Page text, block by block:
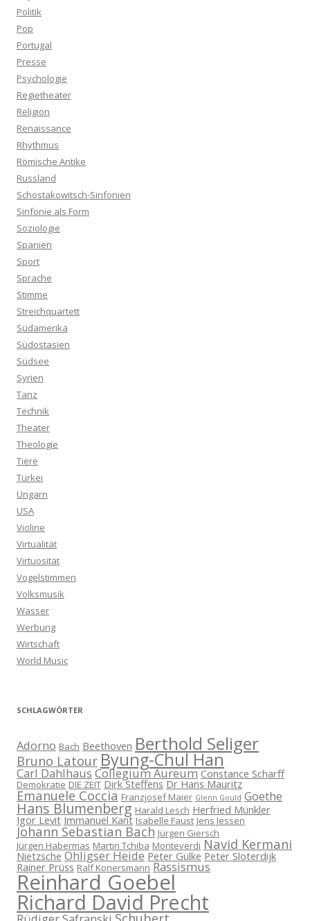
Politik
Pop
Portugal
Presse
Psychologie
Regietheater
Religion
Renaissance
Rhythmus
Römische Antike
Russland
Schostakowitsch-Sinfonien
Sinfonie als Form
Soziologie
Spanien
Sport
Sprache
Stimme
Streichquartett
Südamerika
Südostasien
Südsee
Syrien
Tanz
Technik
Theater
Theologie
Tiere
Türkei
Ungarn
USA
Violine
Virtualität
Virtuosität
Vogelstimmen
Volksmusik
Wasser
Werbung
Wirtschaft
World Music
SCHLAGWÖRTER
Adorno Bach Beethoven Berthold Seliger
Bruno Latour Byung-Chul Han
Carl Dahlhaus Collegium Aureum Constance Scharff
Demokratie DIE ZEIT Dirk Steffens Dr Hans Mauritz
Emanuele Coccia Franzjosef Maier Glenn Gould Goethe
Hans Blumenberg Harald Lesch Herfried Münkler
Igor Levit Immanuel Kant Isabelle Faust Jens Jessen
Johann Sebastian Bach Jürgen Giersch
Jürgen Habermas Martin Tchiba Monteverdi Navid Kermani
Nietzsche Ohligser Heide Peter Gülke Peter Sloterdijk
Rainer Prüss Ralf Konersmann Rassismus
Reinhard Goebel
Richard David Precht